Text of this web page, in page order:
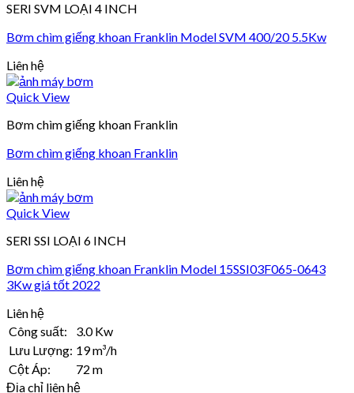
SERI SVM LOẠI 4 INCH
Bơm chìm giếng khoan Franklin Model SVM 400/20 5.5Kw
Liên hệ
Quick View
Bơm chìm giếng khoan Franklin
Bơm chìm giếng khoan Franklin
Liên hệ
Quick View
SERI SSI LOẠI 6 INCH
Bơm chìm giếng khoan Franklin Model 15SSI03F065-0643
3Kw giá tốt 2022
Liên hệ
Công suất:
3.0 Kw
Lưu Lượng: 19 m³/h
Cột Áp:
72 m
Địa chỉ liên hệ